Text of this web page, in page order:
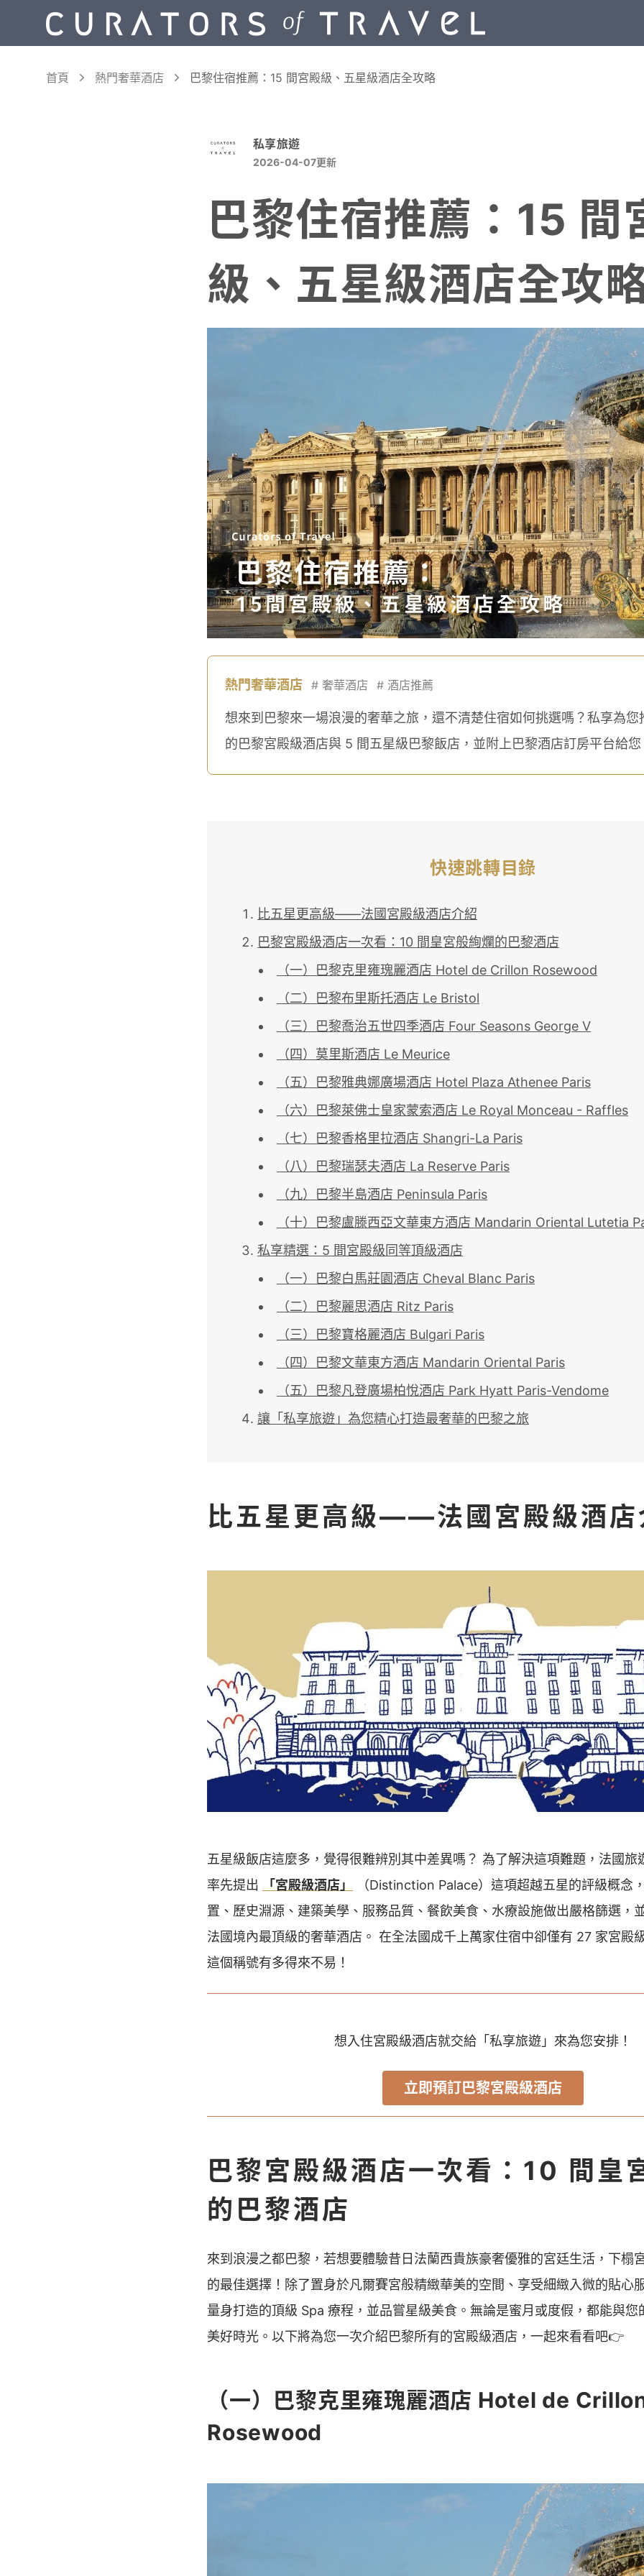
首頁 熱門奢華酒店 巴黎住宿推薦：15 間宮殿級、五星級酒店全攻略
私享旅遊
2026-04-07更新
巴黎住宿推薦：15 間
級、五星級酒店全攻
熱門奢華酒店 # 奢華酒店 # 酒店推薦
想來到巴黎來一場浪漫的奢華之旅，還不清楚住宿如何挑選嗎？私享為您
的巴黎宮殿級酒店與 5 間五星級巴黎飯店，並附上巴黎酒店訂房平台給您
快速跳轉目錄
比五星更高級——法國宮殿級酒店介紹
巴黎宮殿級酒店一次看：10 間皇宮般絢爛的巴黎酒店
（一）巴黎克里雍瑰麗酒店 Hotel de Crillon Rosewood
（二）巴黎布里斯托酒店 Le Bristol
（三）巴黎喬治五世四季酒店 Four Seasons George V
（四）莫里斯酒店 Le Meurice
（五）巴黎雅典娜廣場酒店 Hotel Plaza Athenee Paris
（六）巴黎萊佛士皇家蒙索酒店 Le Royal Monceau - Raffles
（七）巴黎香格里拉酒店 Shangri-La Paris
（八）巴黎瑞瑟夫酒店 La Reserve Paris
（九）巴黎半島酒店 Peninsula Paris
（十）巴黎盧滕西亞文華東方酒店 Mandarin Oriental Lutetia
私享精選：5 間宮殿級同等頂級酒店
（一）巴黎白馬莊園酒店 Cheval Blanc Paris
（二）巴黎麗思酒店 Ritz Paris
（三）巴黎寶格麗酒店 Bulgari Paris
（四）巴黎文華東方酒店 Mandarin Oriental Paris
（五）巴黎凡登廣場柏悅酒店 Park Hyatt Paris-Vendome
讓「私享旅遊」為您精心打造最奢華的巴黎之旅
比五星更高級——法國宮殿級酒店
五星級飯店這麼多，覺得很難辨別其中差異嗎？ 為了解決這項難題，法國
率先提出
「宮殿級酒店」
（Distinction Palace）這項超越五星的評級概念
置、歷史淵源、建築美學、服務品質、餐飲美食、水療設施做出嚴格篩選，
法國境內最頂級的奢華酒店。 在全法國成千上萬家住宿中卻僅有 27 家宮殿
這個稱號有多得來不易！
想入住宮殿級酒店就交給「私享旅遊」來為您安排！
立即預訂巴黎宮殿級酒店
巴黎宮殿級酒店一次看：10 間皇
的巴黎酒店
來到浪漫之都巴黎，若想要體驗昔日法蘭西貴族豪奢優雅的宮廷生活，下榻
的最佳選擇！除了置身於凡爾賽宮般精緻華美的空間、享受細緻入微的貼心
量身打造的頂級 Spa 療程，並品嘗星級美食。無論是蜜月或度假，都能與您
美好時光。以下將為您一次介紹巴黎所有的宮殿級酒店，一起來看看吧👉
（一）巴黎克里雍瑰麗酒店 Hotel de
Rosewood